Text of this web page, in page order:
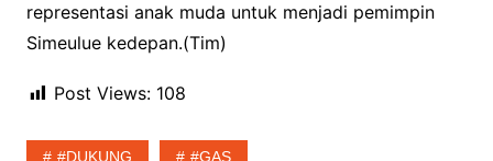
representasi anak muda untuk menjadi pemimpin
Simeulue kedepan.(Tim)
Post Views: 108
#DUKUNG #GAS